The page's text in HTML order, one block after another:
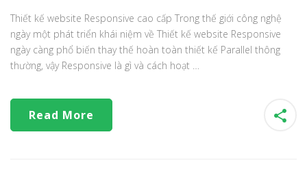
Thiết kế website Responsive cao cấp Trong thế giới công nghệ
ngày một phát triển khái niệm về Thiết kế website Responsive
ngày càng phổ biến thay thế hoàn toàn thiết kế Parallel thông
thường, vậy Responsive là gì và cách hoạt …
Read More